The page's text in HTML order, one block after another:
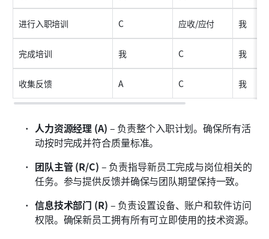
进行入职培训 C 应收/应付 我
完成培训 我 C 我
收集反馈 A C 我
人力资源经理 (A) – 负责整个入职计划。确保所有活
动按时完成并符合质量标准。
团队主管 (R/C) – 负责指导新员工完成与岗位相关的
任务。参与提供反馈并确保与团队期望保持一致。
信息技术部门 (R) – 负责设置设备、账户和软件访问
权限。确保新员工拥有所有可立即使用的技术资源。